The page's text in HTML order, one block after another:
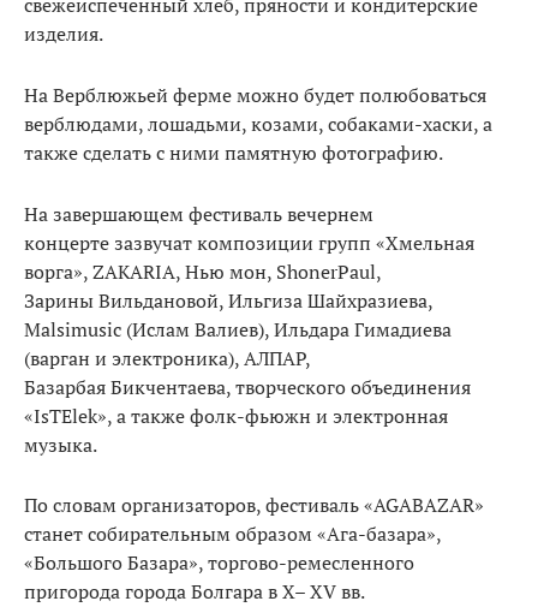
изделия.
На Верблюжьей ферме можно будет полюбоваться
верблюдами, лошадьми, козами, собаками-хаски, а
также сделать с ними памятную фотографию.
На завершающем фестиваль вечернем
концерте зазвучат композиции групп «Хмельная
ворга», ZAKARIA, Нью мон, ShonerPaul,
Зарины Вильдановой, Ильгиза Шайхразиева,
Malsimusic (Ислам Валиев), Ильдара Гимадиева
(варган и электроника), АЛПАР,
Базарбая Бикчентаева, творческого объединения
«IsTElek», а также фолк-фьюжн и электронная
музыка.
По словам организаторов, фестиваль «AGABAZAR»
станет собирательным образом «Ага-базара»,
«Большого Базара», торгово-ремесленного
пригорода города Болгара в X– XV вв.